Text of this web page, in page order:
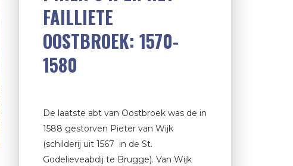
FAILLIETE
OOSTBROEK: 1570-
1580
De laatste abt van Oostbroek was de in
1588 gestorven Pieter van Wijk
(schilderij uit 1567 in de St.
Godelieveabdij te Brugge). Van Wijk